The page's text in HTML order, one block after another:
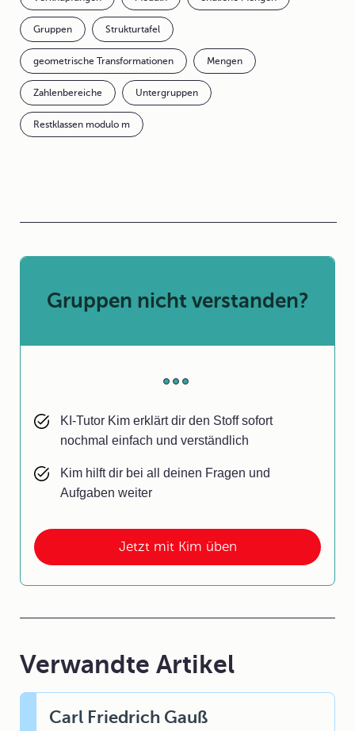
Gruppen Strukturtafel
geometrische Transformationen Mengen
Zahlenbereiche Untergruppen
Restklassen modulo m
Jetzt mit Kim üben
Gruppen nicht verstanden?
KI-Tutor Kim erklärt dir den Stoff sofort
nochmal einfach und verständlich
Kim hilft dir bei all deinen Fragen und
Aufgaben weiter
Verwandte Artikel
Carl Friedrich Gauß